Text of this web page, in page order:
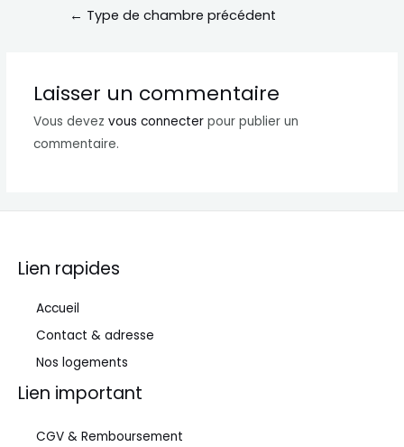
Navigation
← Type de chambre précédent
Laisser un commentaire
Vous devez vous connecterpour publier un
commentaire.
Lien rapides
Accueil
Contact & adresse
Nos logements
Lien important
CGV & Remboursement